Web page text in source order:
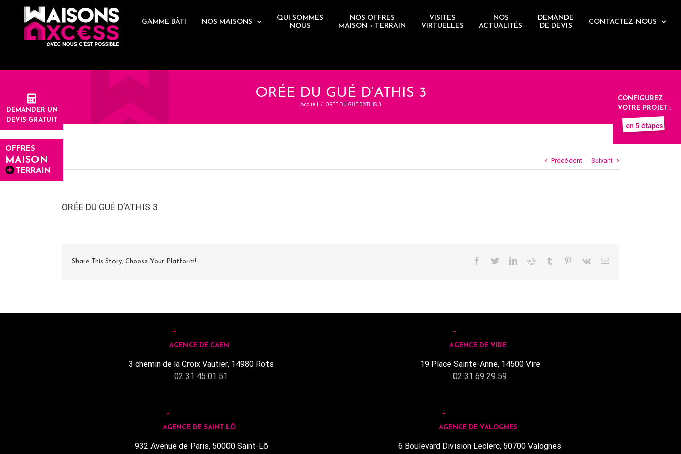
GAMME BÂTI NOS MAISONS
QUI SOMMES
NOUS
NOS OFFRES
MAISON + TERRAIN
VISITES
VIRTUELLES
NOS
ACTUALITÉS
DEMANDE
DE DEVIS
CONTACTEZ-NOUS
DEMANDER UN
DEVIS GRATUIT
OFFRES
MAISON
TERRAIN
CONFIGUREZ
VOTRE PROJET :
ORÉE DU GUÉ D’ATHIS 3
Accueil / ORÉE DU GUÉ D’ATHIS 3
Précédent Suivant
ORÉE DU GUÉ D’ATHIS 3
Share This Story, Choose Your Platform! Facebook
TwitterLinkedInReddit Tumblr Pinterest
Vk Email
AGENCE DE CAEN
3 chemin de la Croix Vautier, 14980 Rots
02 31 45 01 51
AGENCE DE VIRE
19 Place Sainte-Anne, 14500 Vire
02 31 69 29 59
AGENCE DE SAINT LÔ
932 Avenue de Paris, 50000 Saint-Lô
AGENCE DE VALOGNES
6 Boulevard Division Leclerc, 50700 Valognes
Panneau de gestion des cookies